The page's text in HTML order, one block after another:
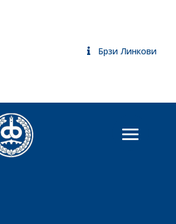
Брзи Линкови